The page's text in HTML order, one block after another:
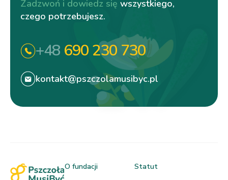
Zadzwoń i dowiedz się wszystkiego,
czego potrzebujesz.
+48 690 230 730
kontakt@pszczolamusibyc.pl
O fundacji Statut